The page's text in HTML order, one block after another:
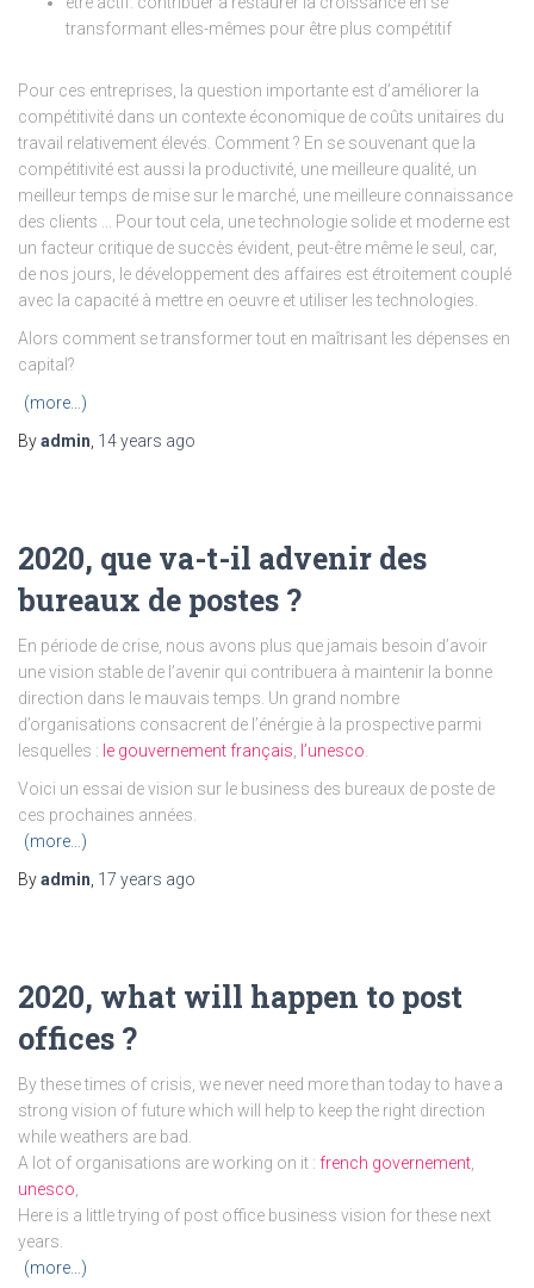
transformant elles-mêmes pour être plus compétitif
Pour ces entreprises, la question importante est d’améliorer la
compétitivité dans un contexte économique de coûts unitaires du
travail relativement élevés. Comment ? En se souvenant que la
compétitivité est aussi la productivité, une meilleure qualité, un
meilleur temps de mise sur le marché, une meilleure connaissance
des clients … Pour tout cela, une technologie solide et moderne est
un facteur critique de succès évident, peut-être même le seul, car,
de nos jours, le développement des affaires est étroitement couplé
avec la capacité à mettre en oeuvre et utiliser les technologies.
Alors comment se transformer tout en maîtrisant les dépenses en
capital?
(more…)
Byadmin, 14 years ago
2020, que va-t-il advenir des
bureaux de postes ?
En période de crise, nous avons plus que jamais besoin d’avoir
une vision stable de l’avenir qui contribuera à maintenir la bonne
direction dans le mauvais temps. Un grand nombre
d’organisations consacrent de l’énérgie à la prospective parmi
lesquelles : le gouvernement français, l’unesco.
Voici un essai de vision sur le business des bureaux de poste de
ces prochaines années.
(more…)
Byadmin, 17 years ago
2020, what will happen to post
offices ?
By these times of crisis, we never need more than today to have a
strong vision of future which will help to keep the right direction
while weathers are bad.
A lot of organisations are working on it : french governement,
unesco,
Here is a little trying of post office business vision for these next
years.
(more…)